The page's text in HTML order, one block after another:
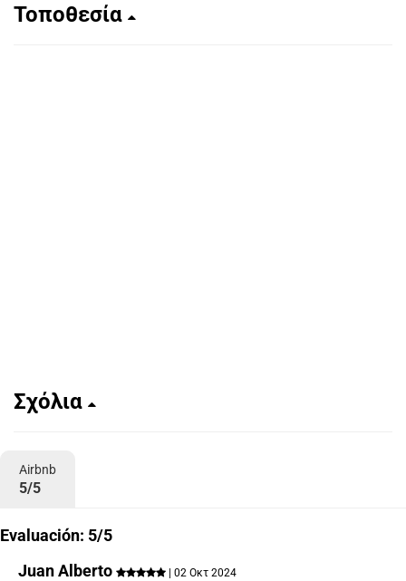
Τοποθεσία
Σχόλια
Airbnb
5/5
Evaluación: 5/5
Juan Alberto
| 02 Οκτ 2024